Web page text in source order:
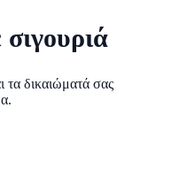
δικαιώματά σας